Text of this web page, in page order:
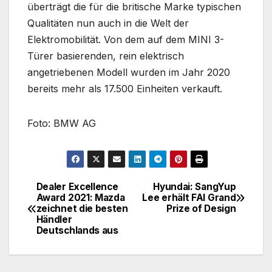
überträgt die für die britische Marke typischen
Qualitäten nun auch in die Welt der
Elektromobilität. Von dem auf dem MINI 3-
Türer basierenden, rein elektrisch
angetriebenen Modell wurden im Jahr 2020
bereits mehr als 17.500 Einheiten verkauft.
Foto: BMW AG
Beitragsnavigation
Hyundai: SangYup
Lee erhält FAI Grand
Prize of Design
Dealer Excellence
Award 2021: Mazda
zeichnet die besten
Händler
Deutschlands aus